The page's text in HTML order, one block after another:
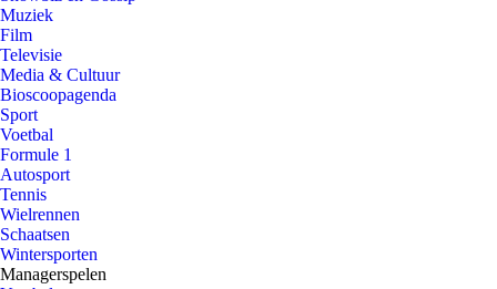
Muziek
Film
Televisie
Media & Cultuur
Bioscoopagenda
Sport
Voetbal
Formule 1
Autosport
Tennis
Wielrennen
Schaatsen
Wintersporten
Managerspelen